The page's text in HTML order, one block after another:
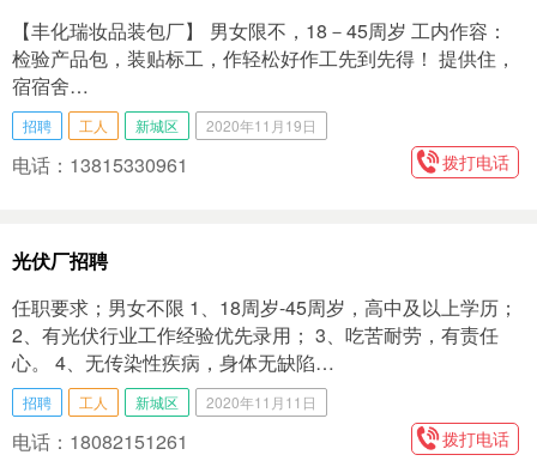
【丰化瑞‬妆品装包‬厂】͏ 男女限不‬，18－45周岁 工内作‬容：
检验产品包，‬装贴标工，‬作​ 轻松好作工‬先到先得！ 提供住，
宿‬宿舍…
招聘 工人 新城区 2020年11月19日
电话：13815330961 拨打电话
光伏厂招聘
任职要求；男女不限 1、18周岁-45周岁，高中及以上学历；
2、有光伏行业工作经验优先录用； 3、吃苦耐劳，有责任
心。 4、无传染性疾病，身体无缺陷…
招聘 工人 新城区 2020年11月11日
电话：18082151261 拨打电话